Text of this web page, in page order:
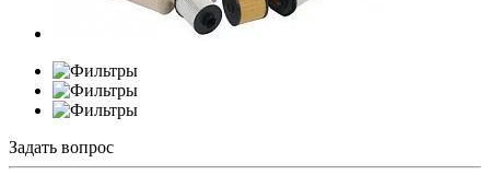
Задать вопрос